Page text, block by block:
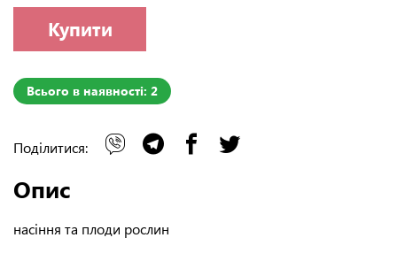
Купити
Всього в наявності: 2
Поділитися:
Опис
насіння та плоди рослин